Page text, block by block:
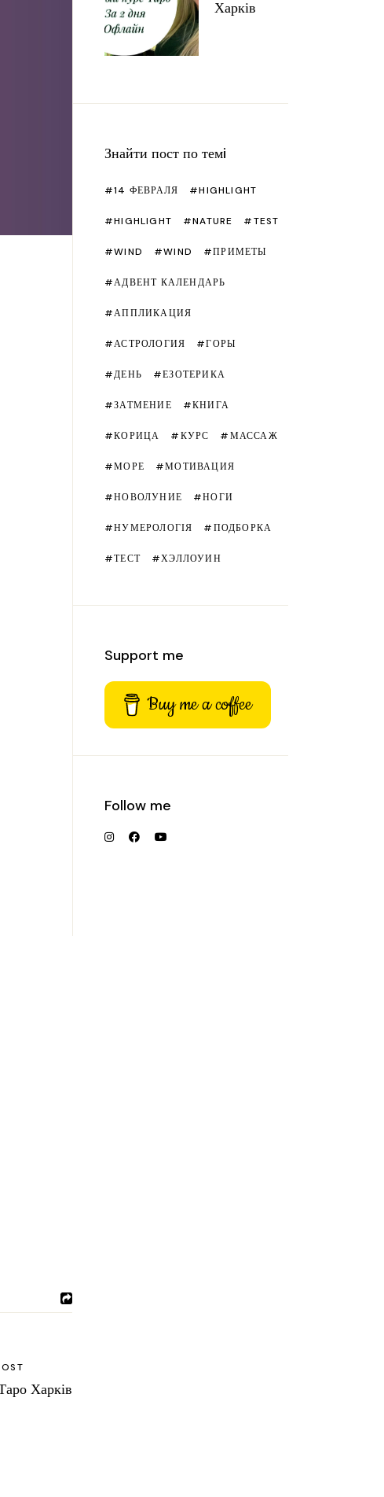
Кройка та шиття
Подарунки
Харків
Харків
Знайти пост по темi
14 ФЕВРАЛЯ HIGHLIGHT
HIGHLIGHT NATURE TEST
WIND WIND ПРИМЕТЫ
АДВЕНТ КАЛЕНДАРЬ
АППЛИКАЦИЯ
АСТРОЛОГИЯ ГОРЫ
ДЕНЬ ЕЗОТЕРИКА
ЗАТМЕНИЕ КНИГА
КОРИЦА КУРС МАССАЖ
МОРЕ МОТИВАЦИЯ
НОВОЛУНИЕ НОГИ
НУМЕРОЛОГІЯ ПОДБОРКА
ТЕСТ ХЭЛЛОУИН
Support me
Buy me a coffee
Follow me